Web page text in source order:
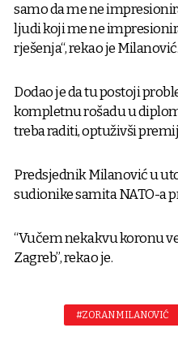
samo da me ne
ljudi koji me ne
rješenja“, rekao je Milanović.
Dodao je da tu postoji
kompletnu rošadu u
treba raditi, optuživši
Predsjednik Milanović u
sudionike samita NATO-a
“Vučem nekakvu koronu
Zagreb”, rekao je.
#ZORAN MILANOVIĆ